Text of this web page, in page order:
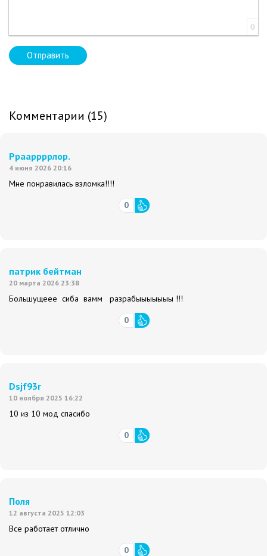
0
Отправить
Комментарии (15)
Ррааррррлор.
4 июня 2026 20:16
Мне понравилась взломка!!!!
0
патрик бейтман
20 марта 2026 23:38
Большущеее сиба вамм разрабыыыыыыы !!!
0
Dsjf93r
10 ноября 2025 16:22
10 из 10 мод спасибо
0
Поля
12 августа 2025 12:03
Все работает отлично
0